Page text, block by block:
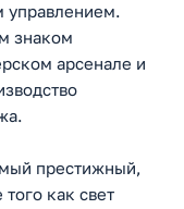
управлением.
знаком
арсенале и
престижный,
как свет